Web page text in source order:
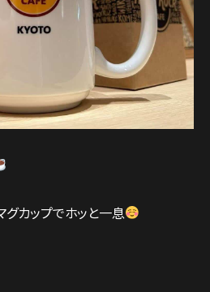
カップでホッと一息